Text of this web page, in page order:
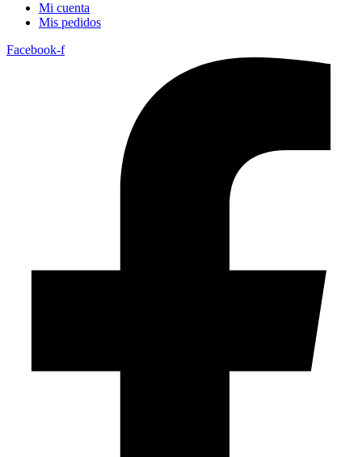
Mi cuenta
Mis pedidos
Facebook-f